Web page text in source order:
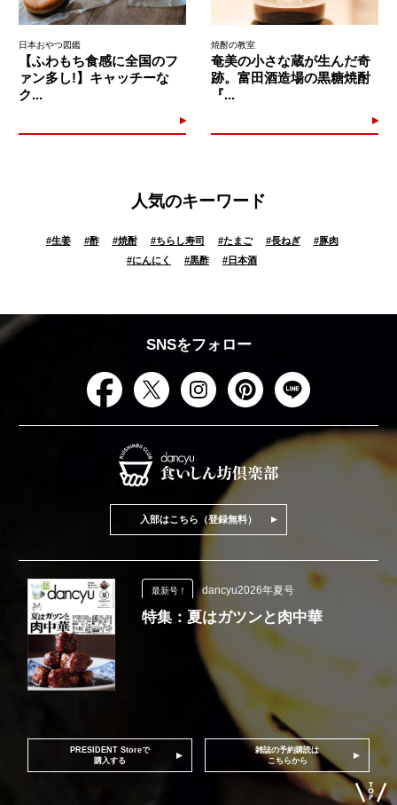
日本おやつ図鑑
【ふわもち食感に全国のフ
ァン多し!】キャッチーな
ク...
焼酎の教室
奄美の小さな蔵が生んだ奇
跡。富田酒造場の黒糖焼酎
『...
人気のキーワード
#生姜 #酢 #焼酎 #ちらし寿司 #たまご #長ねぎ #豚肉
#にんにく #黒酢 #日本酒
SNSをフォロー
入部はこちら（登録無料）
最新号！ dancyu2026年夏号
特集：夏はガツンと肉中華
PRESIDENT Storeで
購入する
雑誌の予約購読は
こちらから